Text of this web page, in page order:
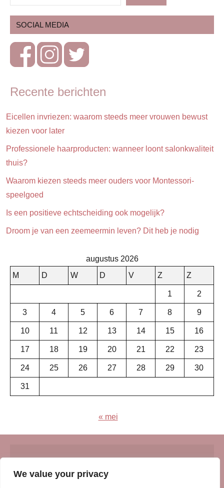
We value your privacy
Babyproducten
Blog
Gezin
SOCIAL MEDIA
Recente berichten
Eicellen invriezen: waarom steeds meer vrouwen bewust
kiezen voor later
Professionele haarproducten: wanneer loont salonkwaliteit
thuis?
Waarom kiezen steeds meer ouders voor Montessori-
speelgoed
Is een positieve echtscheiding ook mogelijk?
Droom je van een zeemeermin leven? Dit heb je nodig
augustus 2026
M
D W D V Z Z
1 2
3 4 5 6 7 8 9
10 11 12 13 14 15 16
17 18 19 20 21 22 23
24 25 26 27 28 29 30
31
« mei
© Insert Internetuitgeverij